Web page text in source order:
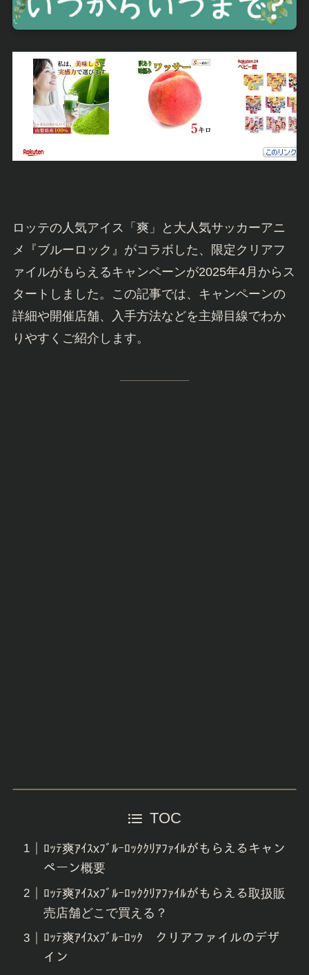
ロッテの人気アイス「爽」と大人気サッカーアニ
メ『ブルーロック』がコラボした、限定クリアフ
ァイルがもらえるキャンペーンが2025年4月からス
タートしました。この記事では、キャンペーンの
詳細や開催店舗、入手方法などを主婦目線でわか
りやすくご紹介します。
TOC
ﾛｯﾃ爽ｱｲｽxﾌﾞﾙｰﾛｯｸｸﾘｱﾌｧｲﾙがもらえるキャン
ペーン概要
ﾛｯﾃ爽ｱｲｽxﾌﾞﾙｰﾛｯｸｸﾘｱﾌｧｲﾙがもらえる取扱販
売店舗どこで買える？
ﾛｯﾃ爽ｱｲｽxﾌﾞﾙｰﾛｯｸ クリアファイルのデザ
イン